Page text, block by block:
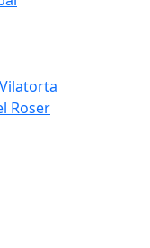
Roser